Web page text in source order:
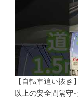
【自転車追い抜
以上の安全間隔守